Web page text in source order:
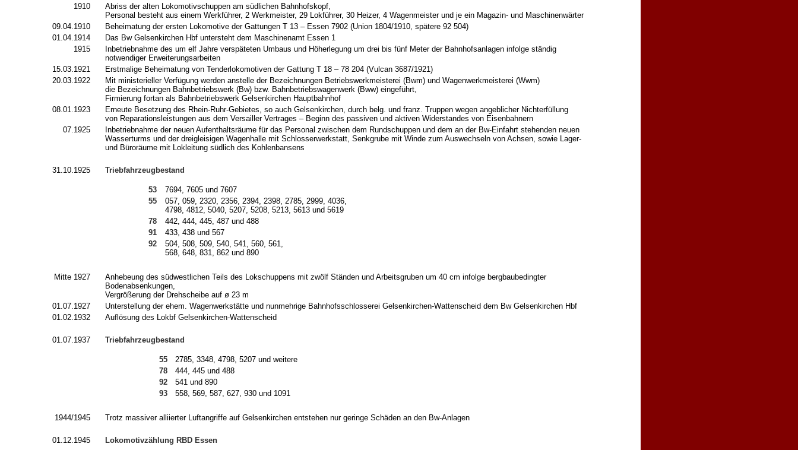
1910
Abriss der alten Lokomotivschuppen am südlichen Bahnhofskopf,
Personal besteht aus einem Werkführer, 2 Werkmeister, 29 Lokführer, 30 Heizer, 4 Wagenmeister und je ein Magazin- und Maschinenwärter
09.04.1910
Beheimatung der ersten Lokomotive der Gattungen T 13 – Essen 7902 (Union 1804/1910, spätere 92 504)
01.04.1914
Das Bw Gelsenkirchen Hbf untersteht dem Maschinenamt Essen 1
1915
Inbetriebnahme des um elf Jahre verspäteten Umbaus und Höherlegung um drei bis fünf Meter der Bahnhofsanlagen infolge ständig
notwendiger Erweiterungsarbeiten
15.03.1921
Erstmalige Beheimatung von Tenderlokomotiven der Gattung T 18 – 78 204 (Vulcan 3687/1921)
20.03.1922
Mit ministerieller Verfügung werden anstelle der Bezeichnungen Betriebswerkmeisterei (Bwm) und Wagenwerkmeisterei (Wwm)
die Bezeichnungen Bahnbetriebswerk (Bw) bzw. Bahnbetriebswagenwerk (Bww) eingeführt,
Firmierung fortan als Bahnbetriebswerk Gelsenkirchen Hauptbahnhof
08.01.1923
Erneute Besetzung des Rhein-Ruhr-Gebietes, so auch Gelsenkirchen, durch belg. und franz. Truppen wegen angeblicher Nichterfüllung
von Reparationsleistungen aus dem Versailler Vertrages – Beginn des passiven und aktiven Widerstandes von Eisenbahnern
07.1925
Inbetriebnahme der neuen Aufenthaltsräume für das Personal zwischen dem Rundschuppen und dem an der Bw-Einfahrt stehenden neuen
Wasserturms und der dreigleisigen Wagenhalle mit Schlosserwerkstatt, Senkgrube mit Winde zum Auswechseln von Achsen, sowie Lager-
und Büroräume mit Lokleitung südlich des Kohlenbansens
31.10.1925 Triebfahrzeugbestand
53
7694, 7605 und 7607
55
057, 059, 2320, 2356, 2394, 2398, 2785, 2999, 4036,
4798, 4812, 5040, 5207, 5208, 5213, 5613 und 5619
78
442, 444, 445, 487 und 488
91
433, 438 und 567
92
504, 508, 509, 540, 541, 560, 561,
568, 648, 831, 862 und 890
Mitte 1927
Anhebeung des südwestlichen Teils des Lokschuppens mit zwölf Ständen und Arbeitsgruben um 40 cm infolge bergbaubedingter
Bodenabsenkungen,
Vergrößerung der Drehscheibe auf ø 23 m
01.07.1927
Unterstellung der ehem. Wagenwerkstätte und nunmehrige Bahnhofsschlosserei Gelsenkirchen-Wattenscheid dem Bw Gelsenkirchen Hbf
01.02.1932
Auflösung des Lokbf Gelsenkirchen-Wattenscheid
01.07.1937 Triebfahrzeugbestand
55
2785, 3348, 4798, 5207 und weitere
78
444, 445 und 488
92
541 und 890
93
558, 569, 587, 627, 930 und 1091
1944/1945 Trotz massiver alliierter Luftangriffe auf Gelsenkirchen entstehen nur geringe Schäden an den Bw-Anlagen
01.12.1945 Lokomotivzählung RBD Essen